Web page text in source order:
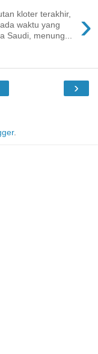
›
kloter terakhir,
waktu yang
Saudi, menung...
›
.